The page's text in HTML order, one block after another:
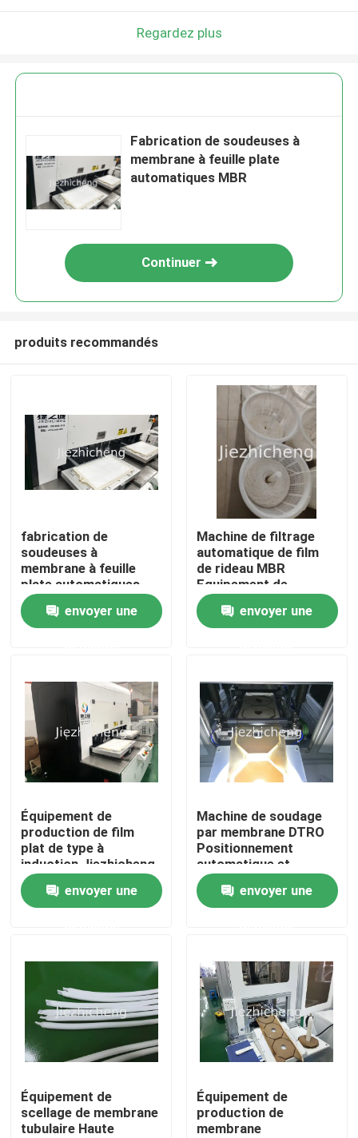
Produits
Vidéos
À propos de nous
Visite de l'usine
Demandez un devis
Matériel médical faisant la machine
Regardez plus
Fabrication de soudeuses à
membrane à feuille plate
automatiques MBR
Continuer
produits recommandés
fabrication de
soudeuses à
membrane à feuille
plate automatiques
MBR
envoyer une
Machine de filtrage
automatique de film
de rideau MBR
Equipement de
collecte à membrane
de fibres creuses
GLM008
envoyer une
Équipement de
production de film
plat de type à
induction Jiezhicheng
MBR, machine de
soudage de membrane
à feuille plate à double
envoyer une
Machine de soudage
par membrane DTRO
Positionnement
automatique et
pression du film
souple équipement de
presse à ultrasons
envoyer une
Équipement de
scellage de membrane
tubulaire Haute
Équipement de
production de
membrane